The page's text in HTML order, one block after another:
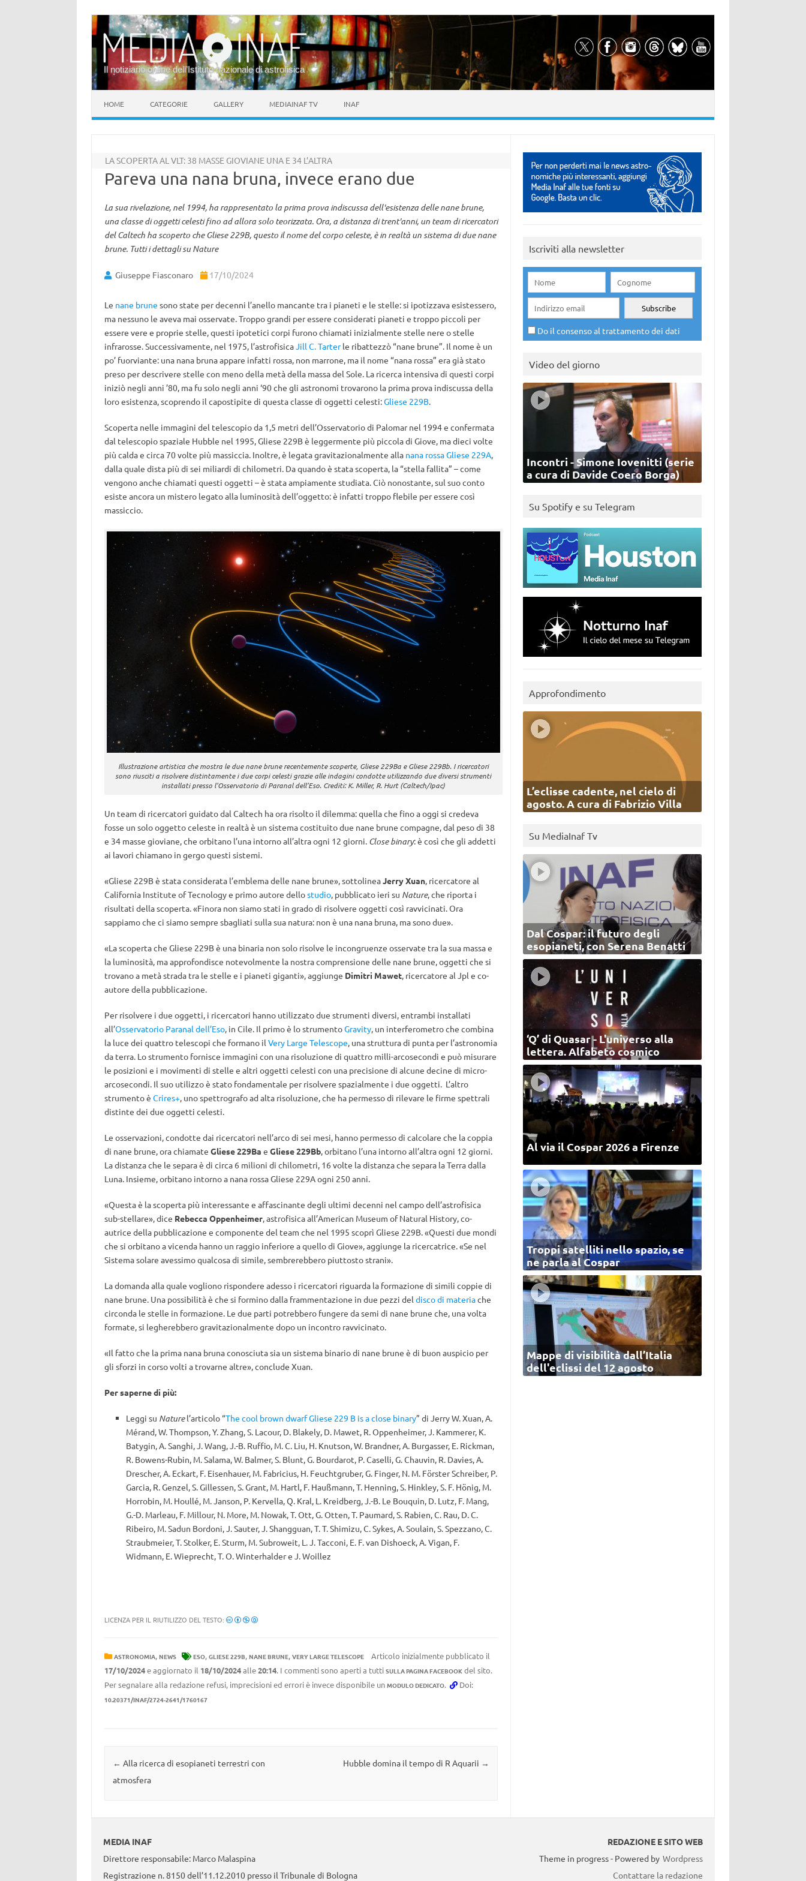
Il notiziario online dell’Istituto nazionale di astrofisica
HOME CATEGORIE GALLERY MEDIAINAF TV INAF
LA SCOPERTA AL VLT: 38 MASSE GIOVIANE UNA E 34 L’ALTRA
Pareva una nana bruna, invece erano due
La sua rivelazione, nel 1994, ha rappresentato la prima prova indiscussa dell'esistenza delle nane brune,
una classe di oggetti celesti fino ad allora solo teorizzata. Ora, a distanza di trent'anni, un team di ricercatori
del Caltech ha scoperto che Gliese 229B, questo il nome del corpo celeste, è in realtà un sistema di due nane
brune. Tutti i dettagli su Nature
Giuseppe Fiasconaro 17/10/2024
Le nane brune sono state per decenni l’anello mancante tra i pianeti e le stelle: si ipotizzava esistessero,
ma nessuno le aveva mai osservate. Troppo grandi per essere considerati pianeti e troppo piccoli per
essere vere e proprie stelle, questi ipotetici corpi furono chiamati inizialmente stelle nere o stelle
infrarosse. Successivamente, nel 1975, l’astrofisicaJill C. Tarterle ribattezzò “nane brune”. Il nome è un
po’ fuorviante: una nana bruna appare infatti rossa, non marrone, ma il nome “nana rossa” era già stato
preso per descrivere stelle con meno della metà della massa del Sole. La ricerca intensiva di questi corpi
iniziò negli anni ’80, ma fu solo negli anni ‘90 che gli astronomi trovarono la prima prova indiscussa della
loro esistenza, scoprendo il capostipite di questa classe di oggetti celesti:Gliese 229B.
Scoperta nelle immagini del telescopio da 1,5 metri dell’Osservatorio di Palomar nel 1994 e confermata
dal telescopio spaziale Hubble nel 1995, Gliese 229B è leggermente più piccola di Giove, ma dieci volte
più calda e circa 70 volte più massiccia. Inoltre, è legata gravitazionalmente alla nana rossaGliese 229A,
dalla quale dista più di sei miliardi di chilometri. Da quando è stata scoperta, la “stella fallita” – come
vengono anche chiamati questi oggetti – è stata ampiamente studiata. Ciò nonostante, sul suo conto
esiste ancora un mistero legato alla luminosità dell’oggetto: è infatti troppo flebile per essere così
massiccio.
Illustrazione artistica che mostra le due nane brune recentemente scoperte, Gliese 229Ba e Gliese 229Bb. I ricercatori
sono riusciti a risolvere distintamente i due corpi celesti grazie alle indagini condotte utilizzando due diversi strumenti
installati presso l’Osservatorio di Paranal dell’Eso. Crediti: K. Miller, R. Hurt (Caltech/Ipac)
Un team di ricercatori guidato dal Caltech ha ora risolto il dilemma: quella che fino a oggi si credeva
fosse un solo oggetto celeste in realtà è un sistema costituito due nane brune compagne, dal peso di 38
e 34 masse gioviane, che orbitano l’una intorno all’altra ogni 12 giorni. Close binary: è così che gli addetti
ai lavori chiamano in gergo questi sistemi.
«Gliese 229B è stata considerata l’emblema delle nane brune», sottolineaJerry Xuan, ricercatore al
California Institute of Tecnology e primo autore dellostudio, pubblicato ieri su Nature, che riporta i
risultati della scoperta. «Finora non siamo stati in grado di risolvere oggetti così ravvicinati. Ora
sappiamo che ci siamo sempre sbagliati sulla sua natura: non è una nana bruna, ma sono due».
«La scoperta che Gliese 229B è una binaria non solo risolve le incongruenze osservate tra la sua massa e
la luminosità, ma approfondisce notevolmente la nostra comprensione delle nane brune, oggetti che si
trovano a metà strada tra le stelle e i pianeti giganti», aggiunge Dimitri Mawet, ricercatore al Jpl e co-
autore della pubblicazione.
Per risolvere i due oggetti, i ricercatori hanno utilizzato due strumenti diversi, entrambi installati
all’Osservatorio Paranal dell’Eso, in Cile. Il primo è lo strumentoGravity, un interferometro che combina
la luce dei quattro telescopi che formano il Very Large Telescope, una struttura di punta per l’astronomia
da terra. Lo strumento fornisce immagini con una risoluzione di quattro milli-arcosecondi e può misurare
le posizioni e i movimenti di stelle e altri oggetti celesti con una precisione di alcune decine di micro-
arcosecondi. Il suo utilizzo è stato fondamentale per risolvere spazialmente i due oggetti. L’altro
strumento è Crires+, uno spettrografo ad alta risoluzione, che ha permesso di rilevare le firme spettrali
distinte dei due oggetti celesti.
Le osservazioni, condotte dai ricercatori nell’arco di sei mesi, hanno permesso di calcolare che la coppia
di nane brune, ora chiamate Gliese 229Ba e Gliese 229Bb, orbitano l’una intorno all’altra ogni 12 giorni.
La distanza che le separa è di circa 6 milioni di chilometri, 16 volte la distanza che separa la Terra dalla
Luna. Insieme, orbitano intorno a nana rossa Gliese 229A ogni 250 anni.
«Questa è la scoperta più interessante e affascinante degli ultimi decenni nel campo dell’astrofisica
sub-stellare», dice Rebecca Oppenheimer, astrofisica all’American Museum of Natural History, co-
autrice della pubblicazione e componente del team che nel 1995 scoprì Gliese 229B. «Questi due mondi
che si orbitano a vicenda hanno un raggio inferiore a quello di Giove», aggiunge la ricercatrice. «Se nel
Sistema solare avessimo qualcosa di simile, sembrerebbero piuttosto strani».
La domanda alla quale vogliono rispondere adesso i ricercatori riguarda la formazione di simili coppie di
nane brune. Una possibilità è che si formino dalla frammentazione in due pezzi del disco di materiache
circonda le stelle in formazione. Le due parti potrebbero fungere da semi di nane brune che, una volta
formate, si legherebbero gravitazionalmente dopo un incontro ravvicinato.
«Il fatto che la prima nana bruna conosciuta sia un sistema binario di nane brune è di buon auspicio per
gli sforzi in corso volti a trovarne altre», conclude Xuan.
Per saperne di più:
Leggi su Naturel’articolo “The cool brown dwarf Gliese 229 B is a close binary” di Jerry W. Xuan, A.
Mérand, W. Thompson, Y. Zhang, S. Lacour, D. Blakely, D. Mawet, R. Oppenheimer, J. Kammerer, K.
Batygin, A. Sanghi, J. Wang, J.-B. Ruffio, M. C. Liu, H. Knutson, W. Brandner, A. Burgasser, E. Rickman,
R. Bowens-Rubin, M. Salama, W. Balmer, S. Blunt, G. Bourdarot, P. Caselli, G. Chauvin, R. Davies, A.
Drescher, A. Eckart, F. Eisenhauer, M. Fabricius, H. Feuchtgruber, G. Finger, N. M. Förster Schreiber, P.
Garcia, R. Genzel, S. Gillessen, S. Grant, M. Hartl, F. Haußmann, T. Henning, S. Hinkley, S. F. Hönig, M.
Horrobin, M. Houllé, M. Janson, P. Kervella, Q. Kral, L. Kreidberg, J.-B. Le Bouquin, D. Lutz, F. Mang,
G.-D. Marleau, F. Millour, N. More, M. Nowak, T. Ott, G. Otten, T. Paumard, S. Rabien, C. Rau, D. C.
Ribeiro, M. Sadun Bordoni, J. Sauter, J. Shangguan, T. T. Shimizu, C. Sykes, A. Soulain, S. Spezzano, C.
Straubmeier, T. Stolker, E. Sturm, M. Subroweit, L. J. Tacconi, E. F. van Dishoeck, A. Vigan, F.
Widmann, E. Wieprecht, T. O. Winterhalder e J. Woillez
LICENZA PER IL RIUTILIZZO DEL TESTO:
ASTRONOMIA, NEWS ESO, GLIESE 229B, NANE BRUNE, VERY LARGE TELESCOPE
Articolo inizialmente pubblicato il
17/10/2024e aggiornato il 18/10/2024alle20:14. I commenti sono aperti a tutti SULLA PAGINA FACEBOOKdel sito.
Per segnalare alla redazione refusi, imprecisioni ed errori è invece disponibile un MODULO DEDICATO. Doi:
10.20371/INAF/2724-2641/1760167
Navigazione articolo
← Alla ricerca di esopianeti terrestri con
atmosfera
Hubble domina il tempo di R Aquarii →
Iscriviti alla newsletter
Do il consenso al trattamento dei dati
Video del giorno
Incontri - Simone Iovenitti (serie
a cura di Davide Coero Borga)
Su Spotify e su Telegram
Approfondimento
L’eclisse cadente, nel cielo di
agosto. A cura di Fabrizio Villa
Su MediaInaf Tv
Dal Cospar: il futuro degli
esopianeti, con Serena Benatti
‘Q’ di Quasar - L'universo alla
lettera. Alfabeto cosmico
Al via il Cospar 2026 a Firenze
Troppi satelliti nello spazio, se
ne parla al Cospar
Mappe di visibilità dall’Italia
dell'eclissi del 12 agosto
MEDIA INAF
Direttore responsabile: Marco Malaspina
Registrazione n. 8150 dell’11.12.2010 presso il Tribunale di Bologna
REDAZIONE E SITO WEB
Theme in progress - Powered by Wordpress
Contattare la redazione